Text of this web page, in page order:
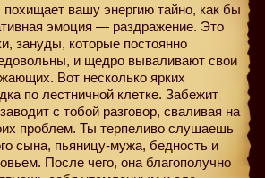
вашу энергию тайно, как бы
эмоция — раздражение. Это
зануды, которые постоянно
и щедро вываливают свои
Вот несколько ярких
по лестничной клетке. Забежит
с тобой разговор, сваливая на
проблем. Ты терпеливо слушаешь
сына, пьяницу-мужа, бедность и
После чего, она благополучно